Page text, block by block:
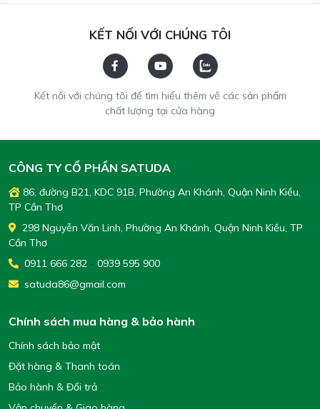
KẾT NỐI VỚI CHÚNG TÔI
Kết nối với chúng tôi để tìm hiểu thêm về các sản phẩm
chất lượng tại cửa hàng
CÔNG TY CỔ PHẦN SATUDA
86, đường B21, KDC 91B, Phường An Khánh, Quận Ninh Kiều,
TP Cần Thơ
298 Nguyễn Văn Linh, Phường An Khánh, Quận Ninh Kiều, TP
Cần Thơ
0911 666 282 - 0939 595 900
satuda86@gmail.com
Chính sách mua hàng & bảo hành
Chính sách bảo mật
Đặt hàng & Thanh toán
Bảo hành & Đổi trả